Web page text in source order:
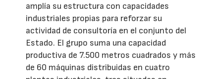
amplía su estructura con capacidades
industriales propias para reforzar su
actividad de consultoría en el conjunto del
Estado. El grupo suma una capacidad
productiva de 7.500 metros cuadrados y más
de 60 máquinas distribuidas en cuatro